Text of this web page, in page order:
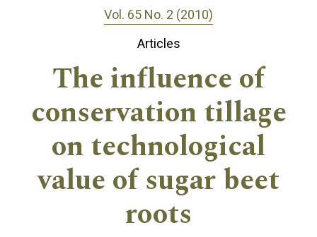
Vol. 65 No. 2 (2010)
Articles
The influence of
conservation tillage
on technological
value of sugar beet
roots